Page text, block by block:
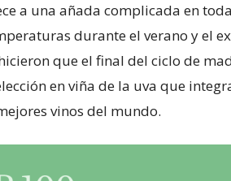
a una añada complicada en
durante el verano y el
que el final del ciclo de
en viña de la uva que
vinos del mundo.